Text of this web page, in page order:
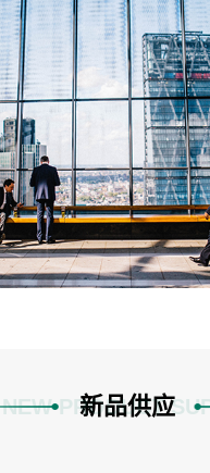
新品供应
NEW PRODUCT